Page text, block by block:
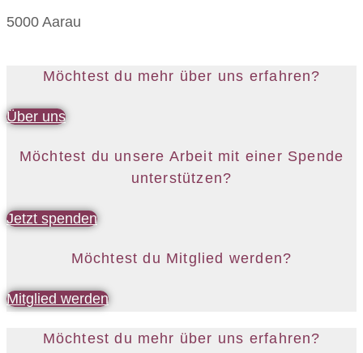
5000 Aarau
Möchtest du mehr über uns erfahren?
Über uns
Möchtest du unsere Arbeit mit einer Spende
unterstützen?
Jetzt spenden
Möchtest du Mitglied werden?
Mitglied werden
Möchtest du mehr über uns erfahren?